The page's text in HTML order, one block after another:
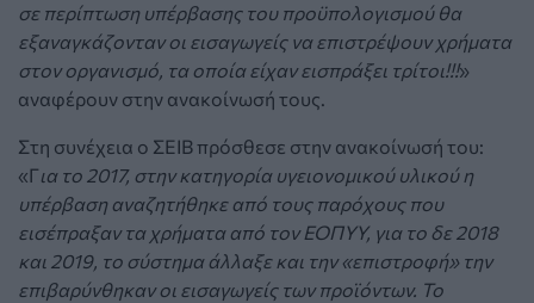
σε περίπτωση υπέρβασης του προϋπολογισμού θα
εξαναγκάζονταν οι εισαγωγείς να επιστρέψουν χρήματα
στον οργανισμό, τα οποία είχαν εισπράξει τρίτοι!!!»
αναφέρουν στην ανακοίνωσή τους.
Στη συνέχεια ο ΣΕΙΒ πρόσθεσε στην ανακοίνωσή του:
«Για το 2017, στην κατηγορία υγειονομικού υλικού η
υπέρβαση αναζητήθηκε από τους παρόχους που
εισέπραξαν τα χρήματα από τον ΕΟΠΥΥ, για το δε 2018
και 2019, το σύστημα άλλαξε και την «επιστροφή» την
επιβαρύνθηκαν οι εισαγωγείς των προϊόντων. Το